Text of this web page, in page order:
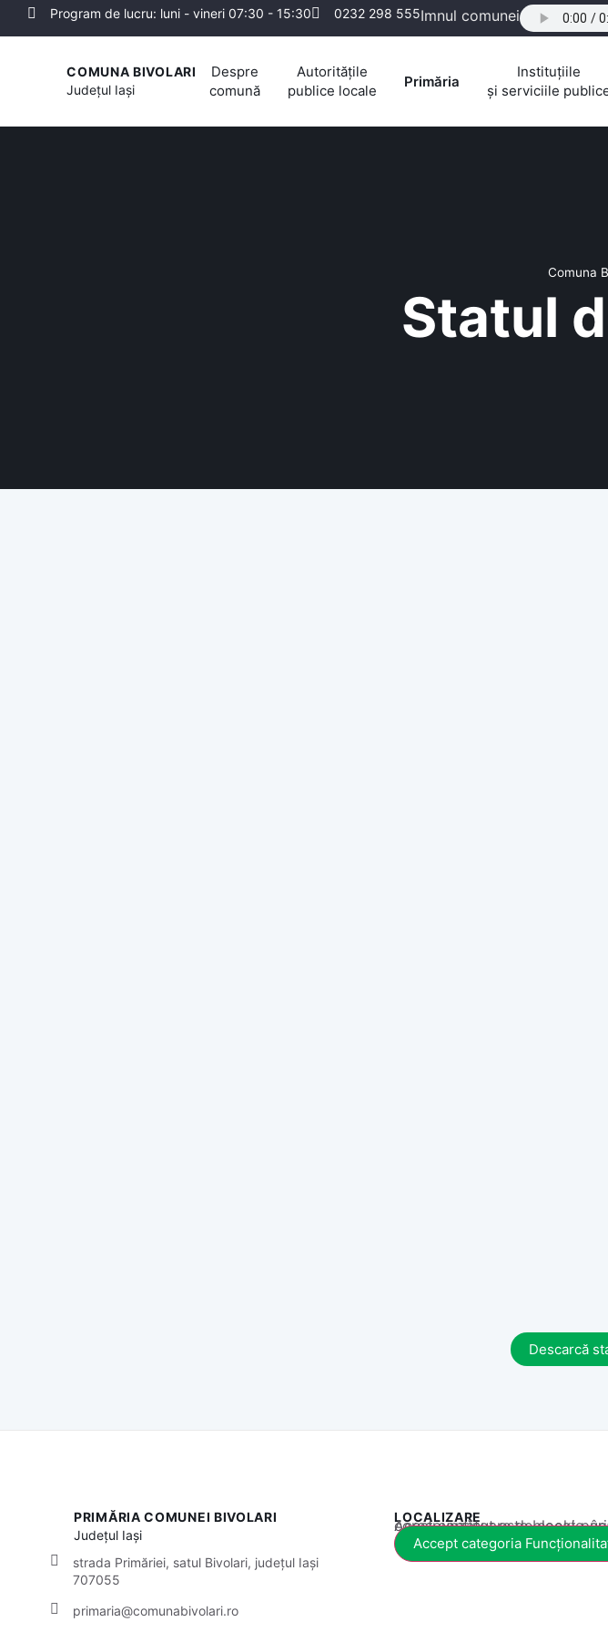
Program de lucru: luni - vineri 07:30 - 15:30 0232 298 555Imnul comunei
COMUNA BIVOLARI
Județul Iași
Despre
comună
Autoritățile
publice locale
Primăria
Instituțiile
și serviciile
Comuna
Statul
Descarcă
PRIMĂRIA COMUNEI BIVOLARI
Județul Iași
strada Primăriei, satul Bivolari, județul Iași
707055
primaria@comunabivolari.ro
LOCALIZARE
Acest conținut este blocat până când acceptați categoria corespunzătoare de cookie-
Accept categoria